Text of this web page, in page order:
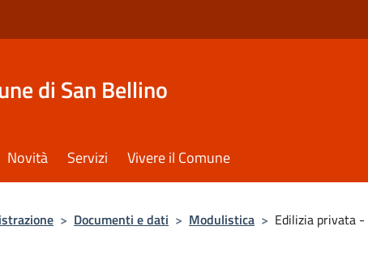
di San Bellino
Novità Servizi Vivere il Comune
> Documenti e dati > Modulistica > Edilizia privata